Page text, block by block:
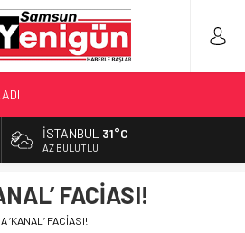
HEDEF 5’İNCİLİK!
YAPIN!’
YAPILAN EN BÜYÜK HATALAR
İSTANBUL 31°C
AZ BULUTLU
FACİASI!
‘KANAL’ FACİASI!